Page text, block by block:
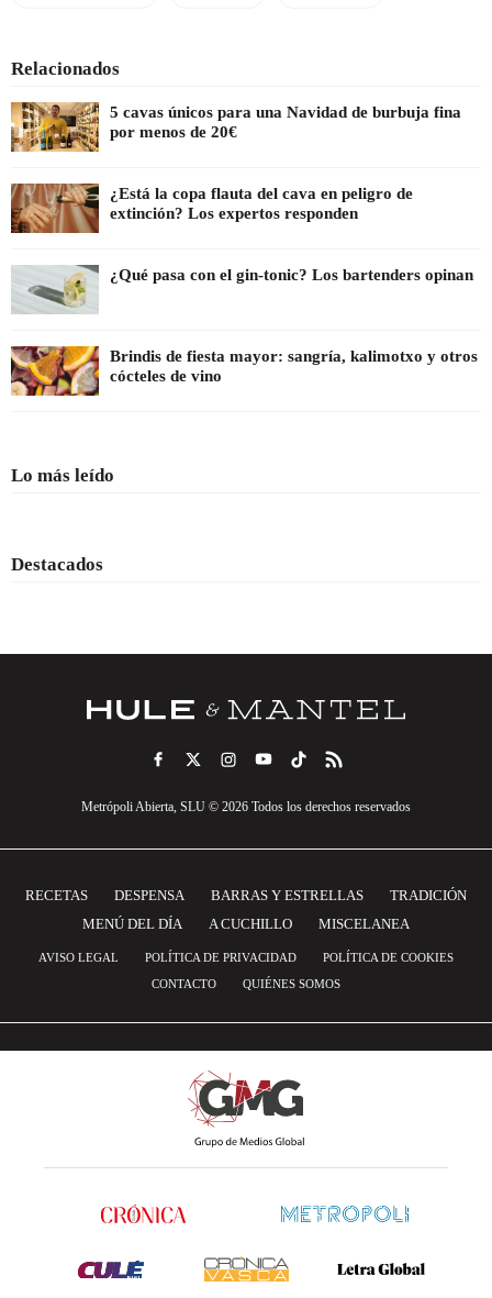
Relacionados
5 cavas únicos para una Navidad de burbuja fina
por menos de 20€
¿Está la copa flauta del cava en peligro de
extinción? Los expertos responden
¿Qué pasa con el gin-tonic? Los bartenders opinan
Brindis de fiesta mayor: sangría, kalimotxo y otros
cócteles de vino
Lo más leído
Destacados
Metrópoli Abierta, SLU © 2026 Todos los derechos reservados
RECETAS DESPENSA BARRAS Y ESTRELLAS
TRADICIÓN
MENÚ DEL DÍA
A CUCHILLO MISCELANEA
AVISO LEGAL POLÍTICA DE PRIVACIDAD
POLÍTICA DE COOKIES
CONTACTO
QUIÉNES SOMOS